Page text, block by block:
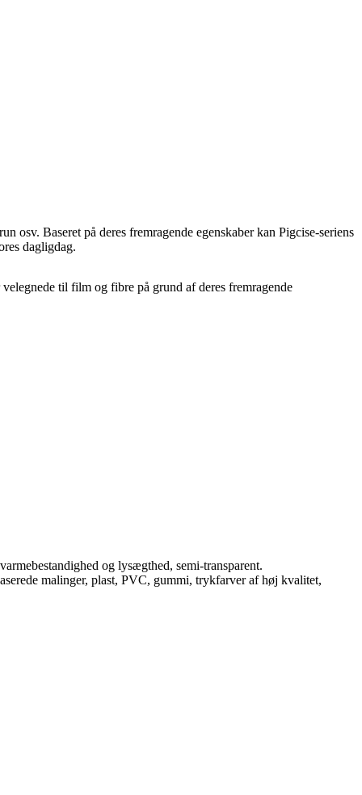
osv. Baseret på deres fremragende egenskaber kan Pigcise-seriens
dagligdag.
til film og fibre på grund af deres fremragende
og lysægthed, semi-transparent.
malinger, plast, PVC, gummi, trykfarver af høj kvalitet,